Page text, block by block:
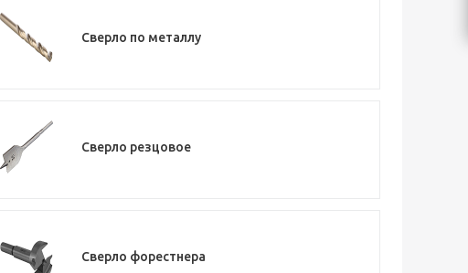
Сверло по металлу
Сверло резцовое
Сверло форестнера